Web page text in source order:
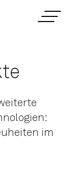
im